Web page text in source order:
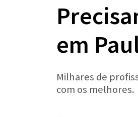
em
Milhares de
com os melhores.